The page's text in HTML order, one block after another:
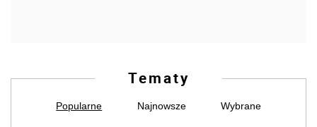
Tematy
Popularne Najnowsze Wybrane